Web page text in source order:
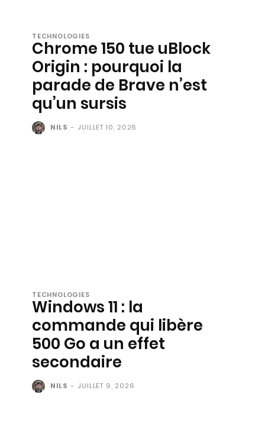
TECHNOLOGIES
Chrome 150 tue uBlock
Origin : pourquoi la
parade de Brave n’est
qu’un sursis
NILS - JUILLET 10, 2026
TECHNOLOGIES
Windows 11 : la
commande qui libère
500 Go a un effet
secondaire
NILS - JUILLET 9, 2026